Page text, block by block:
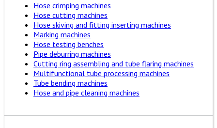
Hose crimping machines
Hose cutting machines
Hose skiving and fitting inserting machines
Marking machines
Hose testing benches
Pipe deburring machines
Cutting ring assembling and tube flaring machines
Multifunctional tube processing machines
Tube bending machines
Hose and pipe cleaning machines